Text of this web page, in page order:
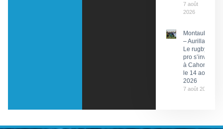
7 août
2026
Montauban
– Aurillac :
Le rugby
pro s’invite
à Cahors
le 14 août
2026
7 août 2026